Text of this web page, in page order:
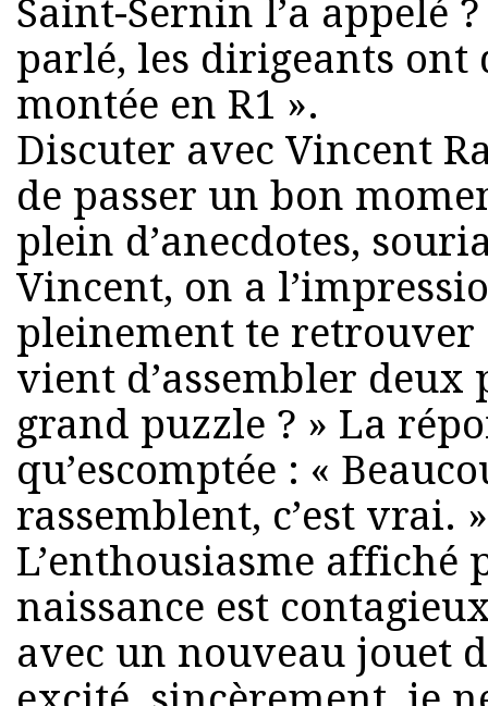
Saint-Sernin l’a appelé
parlé, les dirigeants ont
montée en R1 ».
Discuter avec Vincent
de passer un bon
plein d’anecdotes,
Vincent, on a
pleinement te retrouver
vient d’assembler deux
grand puzzle ? » La
qu’escomptée : «
rassemblent, c’est vrai.
L’enthousiasme affiché
naissance est
avec un nouveau jouet